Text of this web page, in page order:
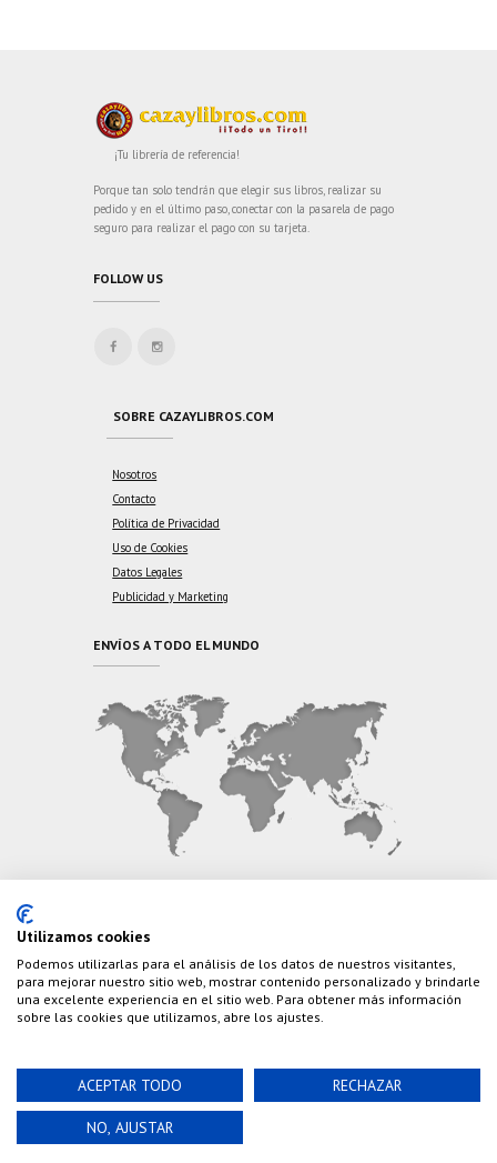
¡Tu librería de referencia!
Porque tan solo tendrán que elegir sus libros, realizar su
pedido y en el último paso, conectar con la pasarela de pago
seguro para realizar el pago con su tarjeta.
FOLLOW US
SOBRE CAZAYLIBROS.COM
Nosotros
Contacto
Política de Privacidad
Uso de Cookies
Datos Legales
Publicidad y Marketing
ENVÍOS A TODO EL MUNDO
Teléfono: (+34) 626 495 499
E-Mail: info@cazaylibros.com
Powered by©Nao Grupo de Comunicación, S.L.
2020 Cazaylibros.com ¡Todo Un Tiro!, todos los
derechos reservados.
Utilizamos cookies
Podemos utilizarlas para el análisis de los datos de nuestros visitantes,
para mejorar nuestro sitio web, mostrar contenido personalizado y brindarle
una excelente experiencia en el sitio web. Para obtener más información
sobre las cookies que utilizamos, abre los ajustes.
ACEPTAR TODO RECHAZAR
NO, AJUSTAR